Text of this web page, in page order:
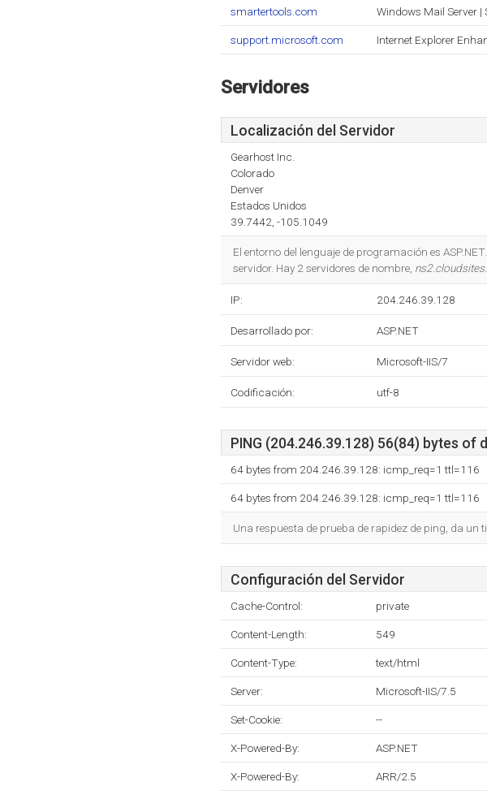
smartertools.com Windows Mail Server |
support.microsoft.com Internet Explorer
Servidores
Localización del Servidor
Gearhost Inc.
Colorado
Denver
Estados Unidos
39.7442, -105.1049
El entorno del lenguaje de programación es
servidor. Hay 2 servidores de nombre,
IP: 204.246.39.128
Desarrollado por: ASP.NET
Servidor web: Microsoft-IIS/7
Codificación: utf-8
PING (204.246.39.128) 56(84) bytes of
64 bytes from 204.246.39.128: icmp_req=1 ttl=116
64 bytes from 204.246.39.128: icmp_req=1 ttl=116
Una respuesta de prueba de rapidez de ping, da un
Configuración del Servidor
Cache-Control: private
Content-Length: 549
Content-Type: text/html
Server: Microsoft-IIS/7.5
Set-Cookie: --
X-Powered-By: ASP.NET
X-Powered-By: ARR/2.5